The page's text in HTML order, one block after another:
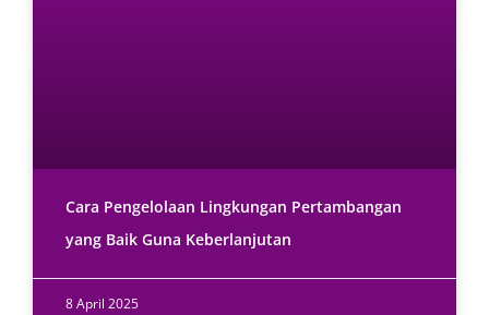
Cara Pengelolaan Lingkungan Pertambangan
yang Baik Guna Keberlanjutan
8 April 2025